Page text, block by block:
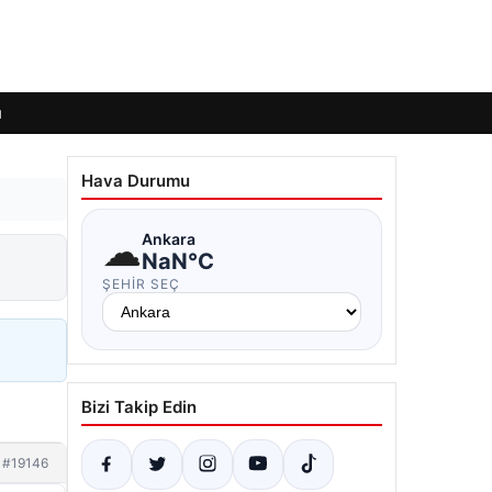
#19146
Hava Durumu
☁Ankara
NaN°C
ŞEHIR SEÇ
Bizi Takip Edin